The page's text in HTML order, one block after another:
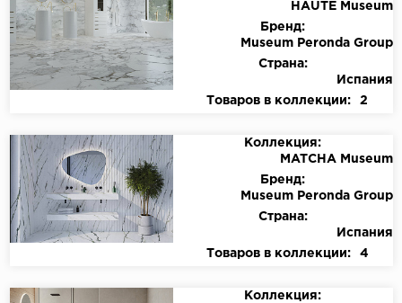
HAUTE Museum
Бренд:
Museum Peronda Group
Страна:
Испания
Товаров в коллекции:
2
Коллекция:
MATCHA Museum
Бренд:
Museum Peronda Group
Страна:
Испания
Товаров в коллекции:
4
Коллекция: